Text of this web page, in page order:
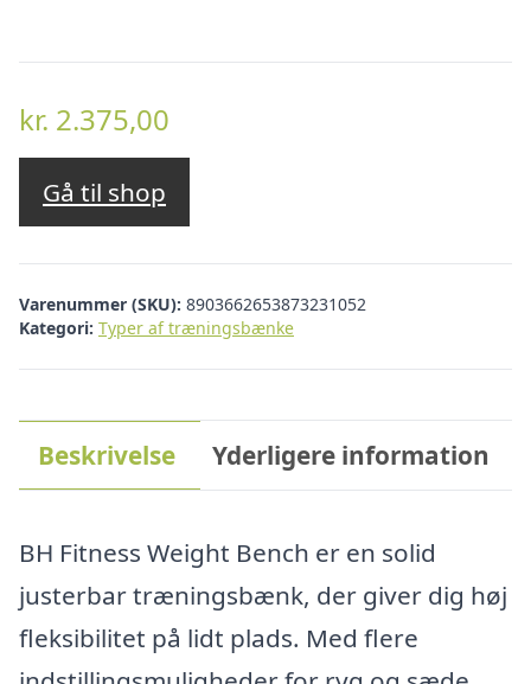
kr. 2.375,00
Gå til shop
Varenummer (SKU): 8903662653873231052
Kategori: Typer af træningsbænke
Beskrivelse Yderligere information
BH Fitness Weight Bench er en solid
justerbar træningsbænk, der giver dig høj
fleksibilitet på lidt plads. Med flere